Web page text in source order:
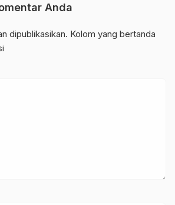
Anda
dipublikasikan. Kolom yang bertanda